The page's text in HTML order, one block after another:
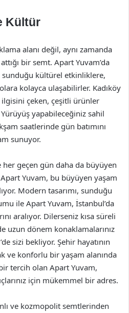
Kültür
alanı değil, aynı zamanda
bir semt. Apart Yuvam’da
sunduğu kültürel etkinliklere,
kolayca ulaşabilirler. Kadıköy
ilgisini çeken, çeşitli ürünler
yapabileceğiniz sahil
saatlerinde gün batımını
sunuyor.
her geçen gün daha da büyüyen
Yuvam, bu büyüyen yaşam
Modern tasarımı, sunduğu
ile Apart Yuvam, İstanbul’da
aralıyor. Dilerseniz kısa süreli
uzun dönem konaklamalarınız
sizi bekliyor. Şehir hayatının
ve konforlu bir yaşam alanında
tercih olan Apart Yuvam,
için mükemmel bir adres.
ve kozmopolit semtlerinden